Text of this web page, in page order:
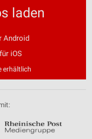
laden
Android
iOS
erhältlich